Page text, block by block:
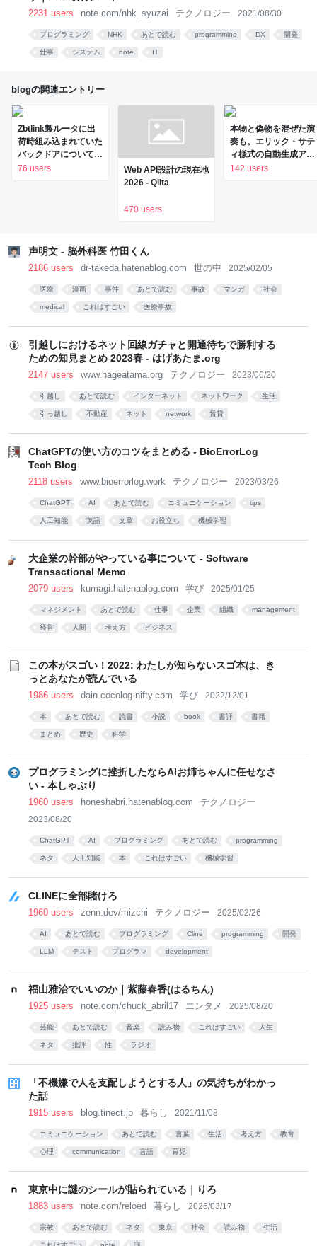
2231 users note.com/nhk_syuzai テクノロジー 2021/08/30
プログラミング NHK あとで読む programming DX 開発
仕事 システム note IT
blogの関連エントリー
Zbtlink製ルータに出
荷時組み込まれていた
バックドアについてま
とめてみた - piyolog
76 users
Web API設計の現在地
2026 - Qiita
470 users
本物と偽物を混ぜた演
奏も。エリック・サテ
ィ様式の自動生成アプ
リ「無限サティ機関」
142 users
声明文 - 脳外科医 竹田くん
2186 users dr-takeda.hatenablog.com 世の中 2025/02/05
医療 漫画 事件 あとで読む 事故 マンガ 社会
medical これはすごい 医療事故
引越しにおけるネット回線ガチャと開通待ちで勝利する
ための知見まとめ 2023春 - はげあたま.org
2147 users www.hageatama.org テクノロジー 2023/06/20
引越し あとで読む インターネット ネットワーク 生活
引っ越し 不動産 ネット network 賃貸
ChatGPTの使い方のコツをまとめる - BioErrorLog
Tech Blog
2118 users www.bioerrorlog.work テクノロジー 2023/03/26
ChatGPT AI あとで読む コミュニケーション tips
人工知能 英語 文章 お役立ち 機械学習
大企業の幹部がやっている事について - Software
Transactional Memo
2079 users kumagi.hatenablog.com 学び 2025/01/25
マネジメント あとで読む 仕事 企業 組織 management
経営 人間 考え方 ビジネス
この本がスゴい！2022: わたしが知らないスゴ本は、き
っとあなたが読んでいる
1986 users dain.cocolog-nifty.com 学び 2022/12/01
本 あとで読む 読書 小説 book 書評 書籍
まとめ 歴史 科学
プログラミングに挫折したならAIお姉ちゃんに任せなさ
い - 本しゃぶり
1960 users honeshabri.hatenablog.com テクノロジー
2023/08/20
ChatGPT AI プログラミング あとで読む programming
ネタ 人工知能 本 これはすごい 機械学習
CLINEに全部賭けろ
1960 users zenn.dev/mizchi テクノロジー 2025/02/26
AI あとで読む プログラミング Cline programming 開発
LLM テスト プログラマ development
福山雅治でいいのか｜紫藤春香(はるちん)
1925 users note.com/chuck_abril17 エンタメ 2025/08/20
芸能 あとで読む 音楽 読み物 これはすごい 人生
ネタ 批評 性 ラジオ
「不機嫌で人を支配しようとする人」の気持ちがわかっ
た話
1915 users blog.tinect.jp 暮らし 2021/11/08
コミュニケーション あとで読む 言葉 生活 考え方 教育
心理 communication 言語 育児
東京中に謎のシールが貼られている｜りろ
1883 users note.com/reloed 暮らし 2026/03/17
宗教 あとで読む ネタ 東京 社会 読み物 生活